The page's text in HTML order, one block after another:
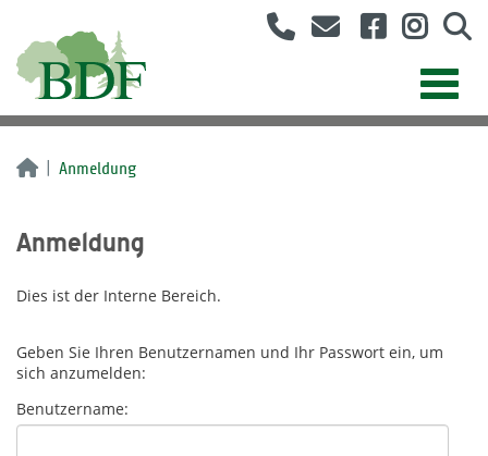
Anmeldung
Anmeldung
Dies ist der Interne Bereich.
Geben Sie Ihren Benutzernamen und Ihr Passwort ein, um
sich anzumelden:
Benutzername: